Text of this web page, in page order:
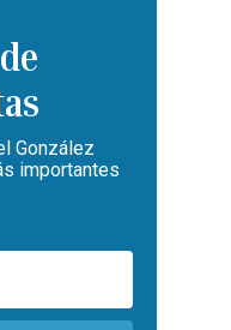
González
importantes